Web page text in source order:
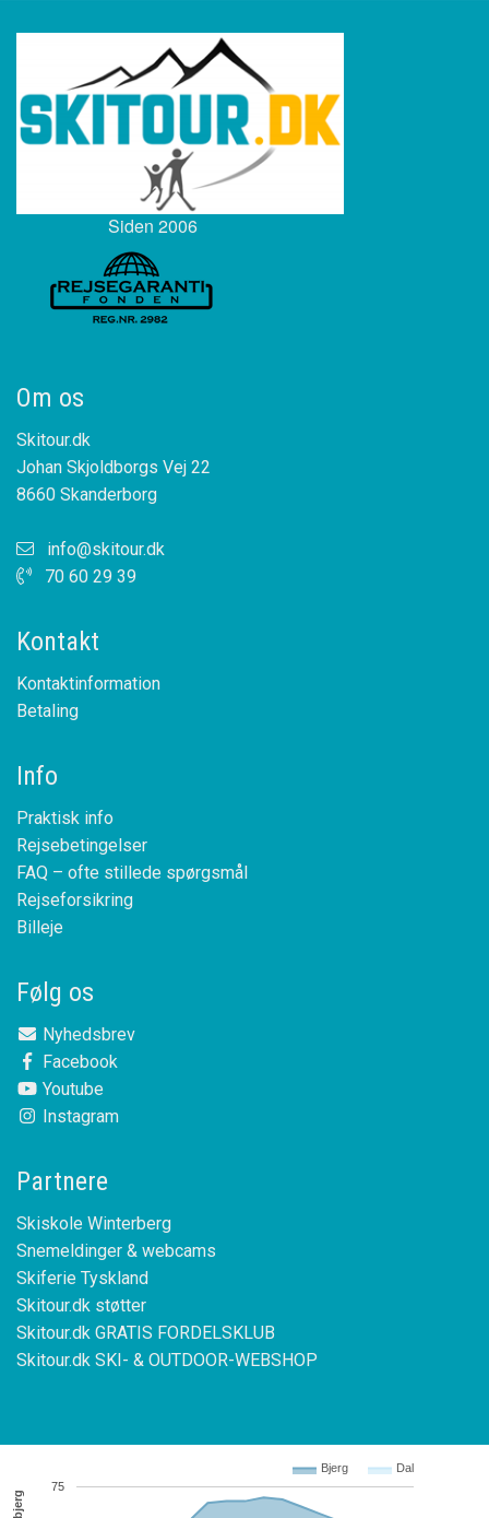
Siden 2006
Om os
Skitour.dk
Johan Skjoldborgs Vej 22
8660 Skanderborg
info@skitour.dk
70 60 29 39
Kontakt
Kontaktinformation
Betaling
Info
Praktisk info
Rejsebetingelser
FAQ – ofte stillede spørgsmål
Rejseforsikring
Billeje
Følg os
Nyhedsbrev
Facebook
Youtube
Instagram
Partnere
Skiskole Winterberg
Snemeldinger & webcams
Skiferie Tyskland
Skitour.dk støtter
Skitour.dk GRATIS FORDELSKLUB
Skitour.dk SKI- & OUTDOOR-WEBSHOP
Bjerg
Dal
75